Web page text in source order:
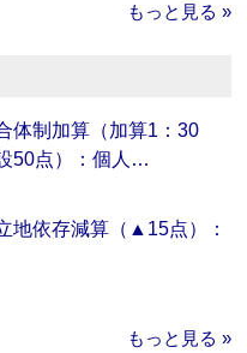
もっと見る »
体制加算（加算1：30
50点）：個人…
地依存減算（▲15点）：
もっと見る »